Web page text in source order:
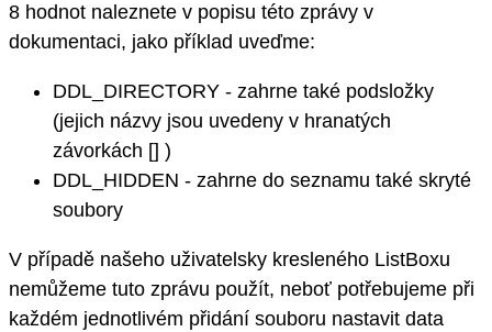
8 hodnot naleznete v popisu této zprávy v
dokumentaci, jako příklad uveďme:
DDL_DIRECTORY - zahrne také podsložky
(jejich názvy jsou uvedeny v hranatých
závorkách [] )
DDL_HIDDEN - zahrne do seznamu také skryté
soubory
V případě našeho uživatelsky kresleného ListBoxu
nemůžeme tuto zprávu použít, neboť potřebujeme při
každém jednotlivém přidání souboru nastavit data